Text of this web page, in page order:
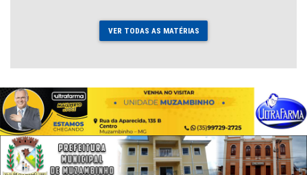
VER TODAS AS MATÉRIAS